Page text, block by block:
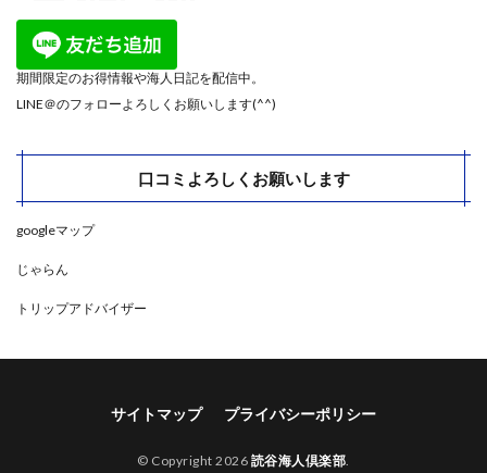
期間限定のお得情報や海人日記を配信中。
LINE＠のフォローよろしくお願いします(^^)
口コミよろしくお願いします
googleマップ
じゃらん
トリップアドバイザー
サイトマップ プライバシーポリシー
© Copyright 2026 読谷海人倶楽部